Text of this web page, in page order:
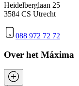
Heidelberglaan 25
3584 CS Utrecht
088 972 72 72
Over het Máxima